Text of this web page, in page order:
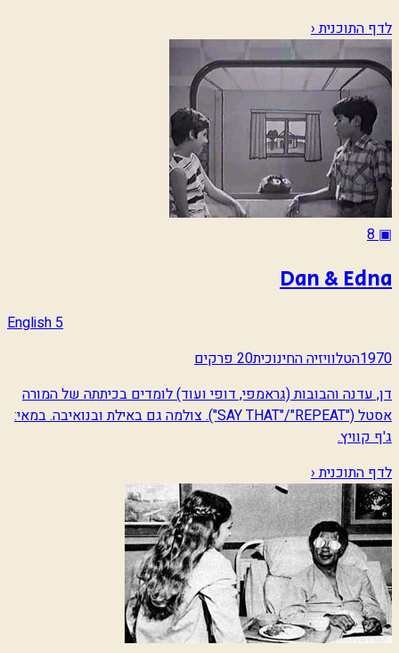
לדף התוכנית ‹
▣
8
Dan & Edna
English 5
1970הטלוויזיה החינוכית20 פרקים
דן, עדנה והבובות (גראמפי, דופי ועוד) לומדים בכיתתה של המורה
אסטל ("SAY THAT"/"REPEAT"). צולמה גם באילת ובנואיבה. במאי:
ג'ף קוויץ.
לדף התוכנית ‹